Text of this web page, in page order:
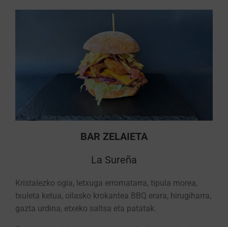
BAR ZELAIETA
La Sureña
Kristalezko ogia, letxuga erromatarra, tipula morea,
txuleta ketua, oilasko krokantea BBQ erara, hirugiharra,
gazta urdina, etxeko saltsa eta patatak.